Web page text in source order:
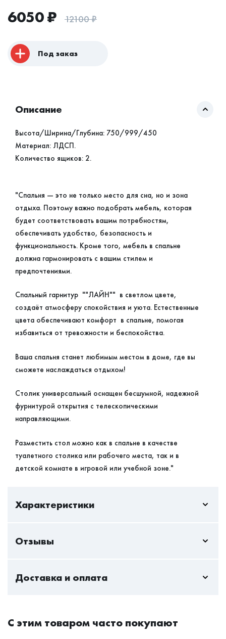
6050₽ 12100₽
Под заказ
Описание
Высота/Ширина/Глубина: 750/999/450
Материал: ЛДСП.
Количество ящиков: 2.
"Спальня — это не только место для сна, но и зона
отдыха. Поэтому важно подобрать мебель, которая
будет соответствовать вашим потребностям,
обеспечивать удобство, безопасность и
функциональность. Кроме того, мебель в спальне
должна гармонировать с вашим стилем и
предпочтениями.
Спальный гарнитур ""ЛАЙН"" в светлом цвете,
создаёт атмосферу спокойствия и уюта. Естественные
цвета обеспечивают комфорт в спальне, помогая
избавиться от тревожности и беспокойства.
Ваша спальня станет любимым местом в доме, где вы
сможете наслаждаться отдыхом!
Столик универсальный оснащен бесшумной, надежной
фурнитурой открытия с телескопическими
направляющими.
Разместить стол можно как в спальне в качестве
туалетного столика или рабочего места, так и в
детской комнате в игровой или учебной зоне."
Характеристики
Отзывы
Пока нет отзывов - вы можете стать первым
Только авторизованный пользователь может оставлять
Доставка и оплата
максимально безопасна как для клиентов, так и
С этим товаром часто покупают